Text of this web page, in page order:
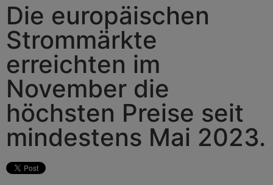
Die europäischen
Strommärkte
erreichten im
November die
höchsten Preise seit
mindestens Mai 2023.